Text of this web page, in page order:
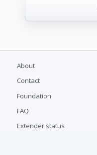
About
Contact
Foundation
FAQ
Extender status